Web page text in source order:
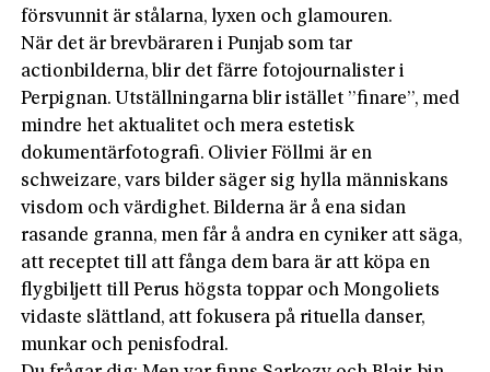
försvunnit är stålarna, lyxen och glamouren.
När det är brevbäraren i Punjab som tar
actionbilderna, blir det färre fotojournalister i
Perpignan. Utställningarna blir istället ”finare”, med
mindre het aktualitet och mera estetisk
dokumentärfotografi. Olivier Föllmi är en
schweizare, vars bilder säger sig hylla människans
visdom och värdighet. Bilderna är å ena sidan
rasande granna, men får å andra en cyniker att säga,
att receptet till att fånga dem bara är att köpa en
flygbiljett till Perus högsta toppar och Mongoliets
vidaste slättland, att fokusera på rituella danser,
munkar och penisfodral.